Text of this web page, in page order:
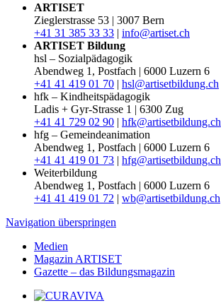
ARTISET
Zieglerstrasse 53 | 3007 Bern
+41 31 385 33 33 | info@artiset.ch
ARTISET Bildung
hsl – Sozialpädagogik
Abendweg 1, Postfach | 6000 Luzern 6
+41 41 419 01 70 | hsl@artisetbildung.ch
hfk – Kindheitspädagogik
Ladis + Gyr-Strasse 1 | 6300 Zug
+41 41 729 02 90 | hfk@artisetbildung.ch
hfg – Gemeindeanimation
Abendweg 1, Postfach | 6000 Luzern 6
+41 41 419 01 73 | hfg@artisetbildung.ch
Weiterbildung
Abendweg 1, Postfach | 6000 Luzern 6
+41 41 419 01 72 | wb@artisetbildung.ch
Navigation überspringen
Medien
Magazin ARTISET
Gazette – das Bildungsmagazin